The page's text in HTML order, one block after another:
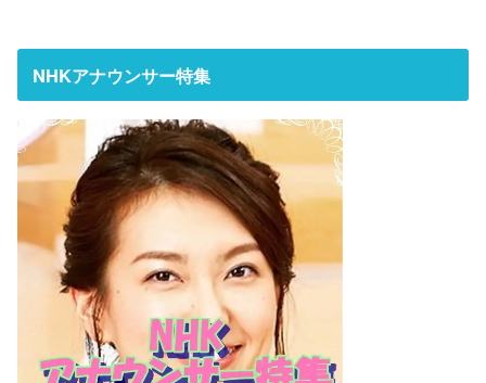
NHKアナウンサー特集